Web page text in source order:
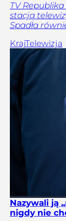
TV
stacją
Spadła
KrajTelewizja
Nazywali ją
nigdy nie